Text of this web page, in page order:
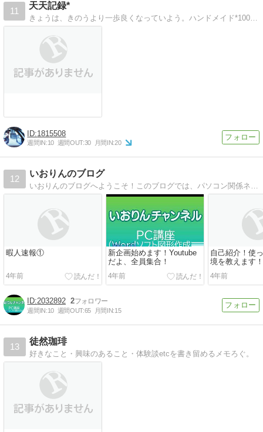
11
天天記録*
きょうは、きのうより一歩良くなっていよう。ハンドメイド*100均*節約時短料理など、日々の生活のちいさなhappyの記録。
1815508
週間IN:10 週間OUT:30 月間IN:20
12
いおりんのブログ
いおりんのブログへようこそ！このブログでは、パソコン関係ネタや、日々購入した物、面白かったことなどをあげていきます。よろしくお願いします。
暇人速報①
4年前
新企画始めます！Youtube
だよ、全員集合！
4年前
自己紹介！使
境を教えます！
4年前
2032892 2
週間IN:10 週間OUT:65 月間IN:15
13
徒然珈琲
好きなこと・興味のあること・体験談etcを書き留めるメモろぐ。